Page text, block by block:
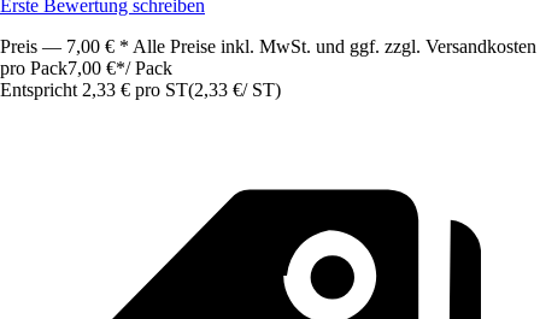
Erste Bewertung schreiben
Preis — 7,00 € * Alle Preise inkl. MwSt. und ggf. zzgl. Versandkosten
pro Pack7,00 €*/ Pack
Entspricht 2,33 € pro ST(2,33 €/ ST)